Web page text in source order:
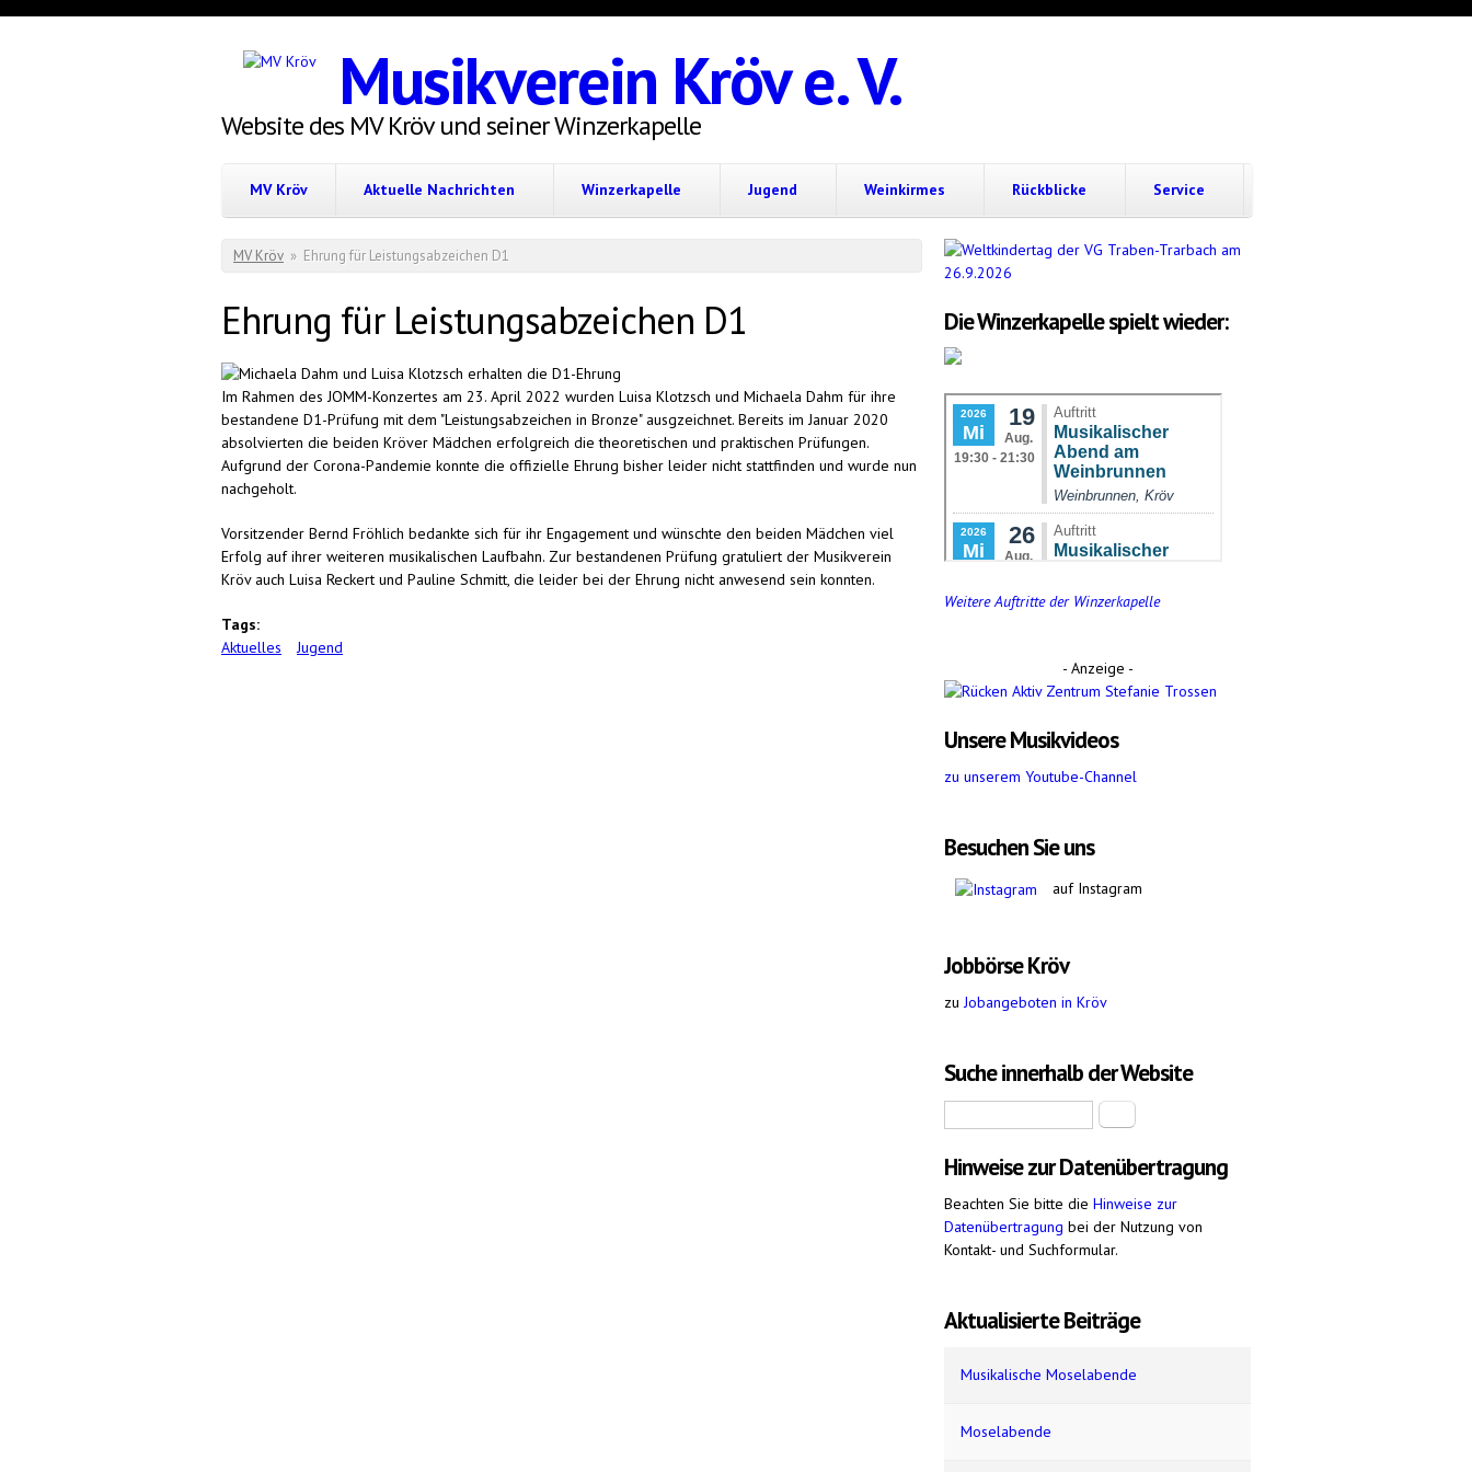
Direkt zum Inhalt
Musikverein Kröv e. V.
Website des MV Kröv und seiner Winzerkapelle
MV Kröv Aktuelle Nachrichten Winzerkapelle Jugend Weinkirmes Rückblicke Service
Sie sind hier
MV Kröv » Ehrung für Leistungsabzeichen D1
Ehrung für Leistungsabzeichen D1
Im Rahmen des JOMM-Konzertes am 23. April 2022 wurden Luisa Klotzsch und Michaela Dahm für ihre
bestandene D1-Prüfung mit dem "Leistungsabzeichen in Bronze" ausgzeichnet. Bereits im Januar 2020
absolvierten die beiden Kröver Mädchen erfolgreich die theoretischen und praktischen Prüfungen.
Aufgrund der Corona-Pandemie konnte die offizielle Ehrung bisher leider nicht stattfinden und wurde nun
nachgeholt.
Vorsitzender Bernd Fröhlich bedankte sich für ihr Engagement und wünschte den beiden Mädchen viel
Erfolg auf ihrer weiteren musikalischen Laufbahn. Zur bestandenen Prüfung gratuliert der Musikverein
Kröv auch Luisa Reckert und Pauline Schmitt, die leider bei der Ehrung nicht anwesend sein konnten.
Tags:
Aktuelles
Jugend
Die Winzerkapelle spielt wieder:
Weitere Auftritte der Winzerkapelle
- Anzeige -
Unsere Musikvideos
zu unserem Youtube-Channel
Besuchen Sie uns
auf Instagram
Jobbörse Kröv
zuJobangeboten in Kröv
Suche innerhalb der Website
Suche
Hinweise zur Datenübertragung
Beachten Sie bitte die Hinweise zur
Datenübertragung bei der Nutzung von
Kontakt- und Suchformular.
Aktualisierte Beiträge
Musikalische Moselabende
Moselabende